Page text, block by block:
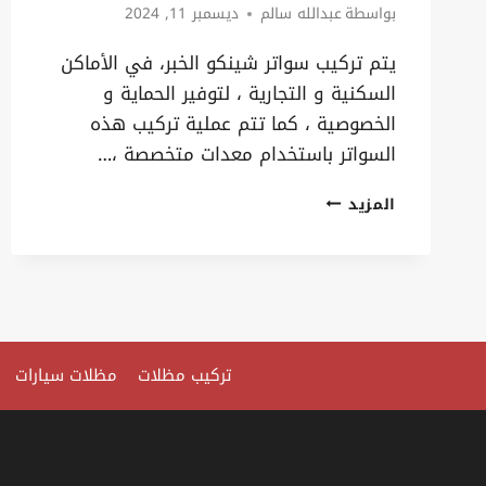
بواسطةعبدالله سالم ديسمبر 11, 2024
يتم تركيب سواتر شينكو الخبر، في الأماكن
السكنية و التجارية ، لتوفير الحماية و
الخصوصية ، كما تتم عملية تركيب هذه
السواتر باستخدام معدات متخصصة ،…
المزيدتركيب
سواتر
تركيب مظلات مظلات سيارات